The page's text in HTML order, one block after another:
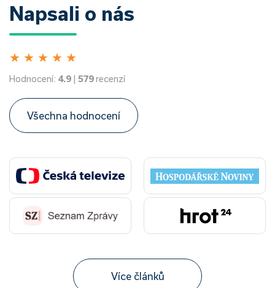
Napsali o nás
★ ★ ★ ★ ★
Hodnocení: 4.9 | 579recenzí
Všechna hodnocení
Více článků